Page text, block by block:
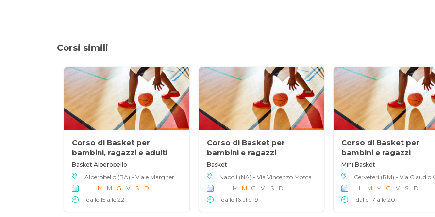
Corsi simili
Corso di Basket per
bambini, ragazzi e adulti
Basket Alberobello
L
M M G V S
D
dalle 15 alle 22
Corso di Basket per
bambini e ragazzi
Basket
L
M M G V S
D
dalle 16 alle 19
Corso di Basket per
bambini e ragazzi
Mini Basket
L
M M G V S
D
dalle 17 alle 20